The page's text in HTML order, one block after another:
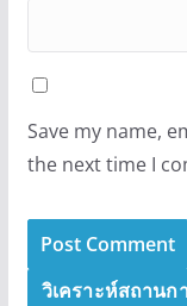
Save my name,
the next time I
วิเคราะห์สถาน